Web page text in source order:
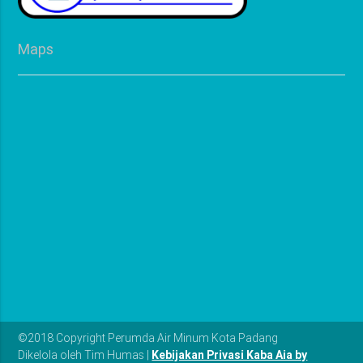
Maps
©2018 Copyright Perumda Air Minum Kota Padang
Dikelola oleh Tim Humas | Kebijakan Privasi Kaba Aia by